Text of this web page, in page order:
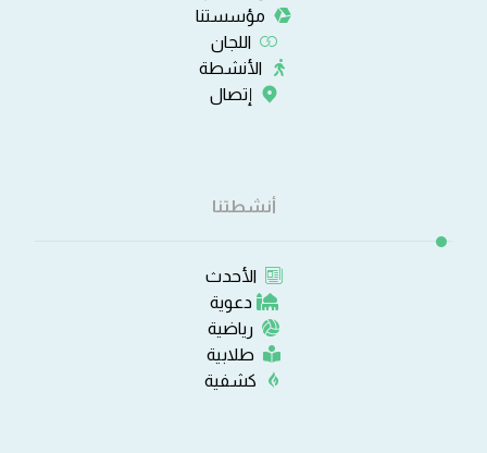
مؤسستنا
اللجان
الأنشطة
إتصال
أنشطتنا
الأحدث
دعوية
رياضية
طلابية
كشفية